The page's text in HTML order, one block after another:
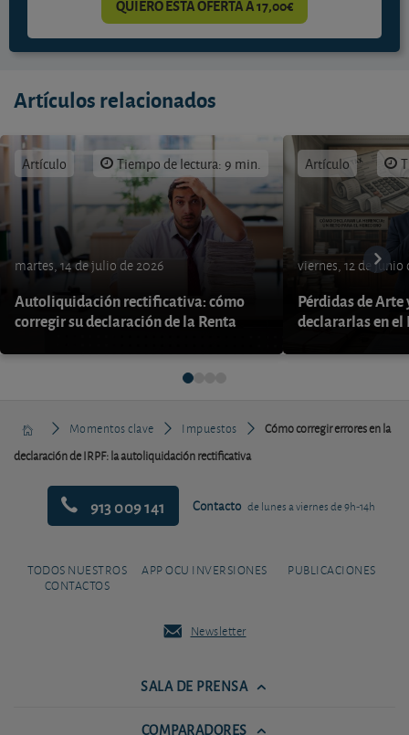
QUIERO ESTA OFERTA A 17,00€
Artículos relacionados
Artículo Tiempo de lectura: 9 min.
martes, 14 de julio de 2026
Autoliquidación rectificativa: cómo
corregir su declaración de la Renta
Artículo
viernes, 12 de junio
Pérdidas de
declararlas en el
Momentos clave Impuestos
Cómo corregir errores en la
declaración de IRPF: la autoliquidación rectificativa
913 009 141 Contacto de lunes a viernes de 9h-14h
TODOS NUESTROS
CONTACTOS
APP OCU INVERSIONES PUBLICACIONES
Newsletter
SALA DE PRENSA
COMPARADORES